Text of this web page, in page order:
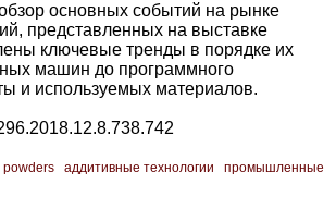
основных событий на рынке
представленных на выставке
ключевые тренды в порядке их
машин до программного
и используемых материалов.
powders аддитивные технологии
промышленные